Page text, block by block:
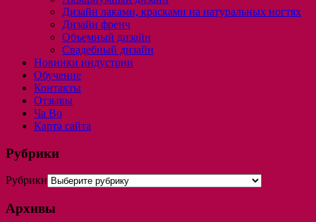
Дизайн лаками, красками на натуральных ногтях
Дизайн френч
Объемный дизайн
Свадебный дизайн
Новинки индустрии
Обучение
Контакты
Отзывы
Ча Во
Карта сайта
Рубрики
Рубрики
Архивы